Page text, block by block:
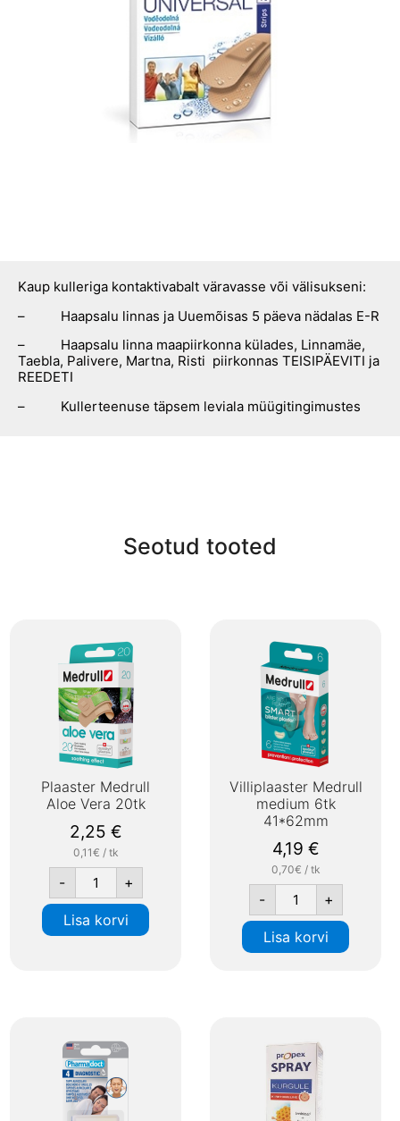
Kaup kulleriga kontaktivabalt väravasse või välisukseni:
– Haapsalu linnas ja Uuemõisas 5 päeva nädalas E-R
– Haapsalu linna maapiirkonna külades, Linnamäe,
Taebla, Palivere, Martna, Risti piirkonnas TEISIPÄEVITI ja
REEDETI
– Kullerteenuse täpsem leviala müügitingimustes
Seotud tooted
Plaaster Medrull
Aloe Vera 20tk
2,25 €
0,11€ / tk
- +
Lisa korvi
Villiplaaster Medrull
medium 6tk
41*62mm
4,19 €
0,70€ / tk
- +
Lisa korvi